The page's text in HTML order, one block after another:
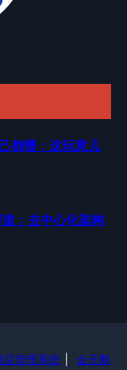
都懵：这玩意儿
：去中心化架构
店管理系统
金天鹅